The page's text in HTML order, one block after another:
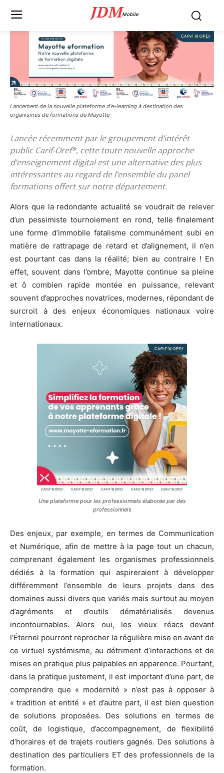
JDMMobile
Lancement de la nouvelle plateforme d'e-learning à destination des
organismes de formations de Mayotte
Lancée récemment par le groupement d’intérêt
public Carif-Oref*, cette toute nouvelle approche
d’enseignement digital est une alternative des plus
intéressantes au regard de l’ensemble du panel
formations offert sur notre département.
Alors que la redondante actualité se voudrait de relever
d’un pessimiste tournoiement en rond, telle finalement
une forme d’immobile fatalisme communément subi en
matière de rattrapage de retard et d’alignement, il n’en
est pourtant cas dans la réalité; bien au contraire ! En
effet, souvent dans l’ombre, Mayotte continue sa pleine
et ô combien rapide montée en puissance, relevant
souvent d’approches novatrices, modernes, répondant de
surcroit à des enjeux économiques nationaux voire
internationaux.
Une plateforme pour les professionnels élaborée par des
professionnels
Des enjeux, par exemple, en termes de Communication
et Numérique, afin de mettre à la page tout un chacun,
comprenant également les organismes professionnels
dédiés à la formation qui aspireraient à développer
différemment l’ensemble de leurs projets dans des
domaines aussi divers que variés mais surtout au moyen
d’agréments et d’outils dématérialisés devenus
incontournables. Alors oui, les vieux réacs devant
l’Éternel pourront reprocher la régulière mise en avant de
ce virtuel systémisme, au détriment d’interactions et de
mises en pratique plus palpables en apparence. Pourtant,
dans la pratique justement, il est important d’une part, de
comprendre que « modernité » n’est pas à opposer à
« tradition et entité » et d’autre part, il est bien question
de solutions proposées. Des solutions en termes de
coût, de logistique, d’accompagnement, de flexibilité
d’horaires et de trajets routiers gagnés. Des solutions à
destination des particuliers ET des professionnels de la
formation.